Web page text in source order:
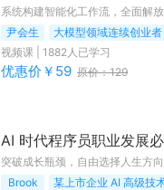
系统构建智能化工作流，全面解
尹会生
大模型领域连续创业
视频课
1882人已学习
优惠价￥ 59 原价：129
AI 时代程序员职业发展
突破成长瓶颈，自由选择人生方向
Brook
某上市企业 AI 高级技